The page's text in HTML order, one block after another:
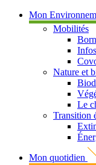
Mon
Mobilités
Nature et
Le
Transition
Mon quotidien